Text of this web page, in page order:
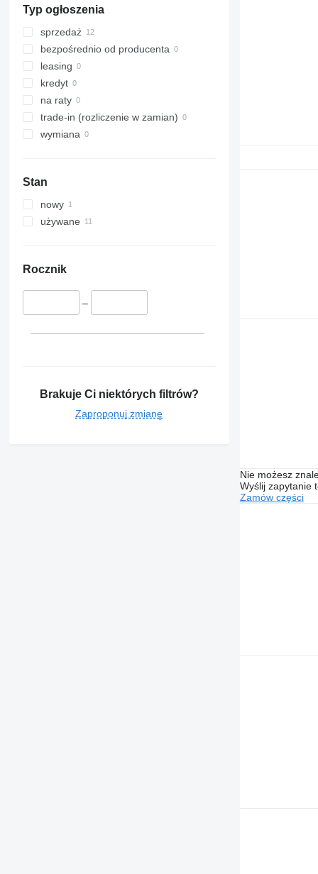
Typ ogłoszenia
sprzedaż
bezpośrednio od producenta
leasing
kredyt
na raty
trade-in (rozliczenie w zamian)
wymiana
Stan
nowy
używane
Rocznik
–
Brakuje Ci niektórych filtrów?
Zaproponuj zmianę
Nie możesz
Wyślij zapytanie
Zamów części